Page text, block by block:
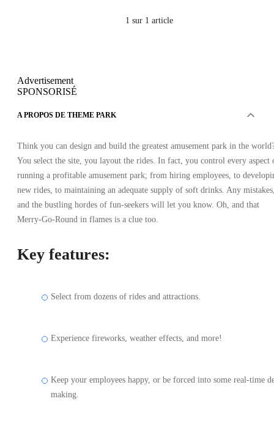
1 sur 1 article
Advertisement
SPONSORISÉ
A PROPOS DE THEME PARK
Think you can design and build the greatest amusement park in the
You select the site, you layout the rides. In fact, you control every aspect
running a profitable amusement park; from hiring employees, to
new rides, to maintaining an adequate supply of soft drinks. Any
and the bustling hordes of fun-seekers will let you know. Oh, and that
Merry-Go-Round in flames is a clue too.
Key features:
Select from dozens of rides and attractions.
Experience fireworks, weather effects, and more!
Keep your employees happy, or be forced into some real-time
making.